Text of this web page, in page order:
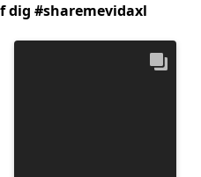
dig #sharemevidaxl